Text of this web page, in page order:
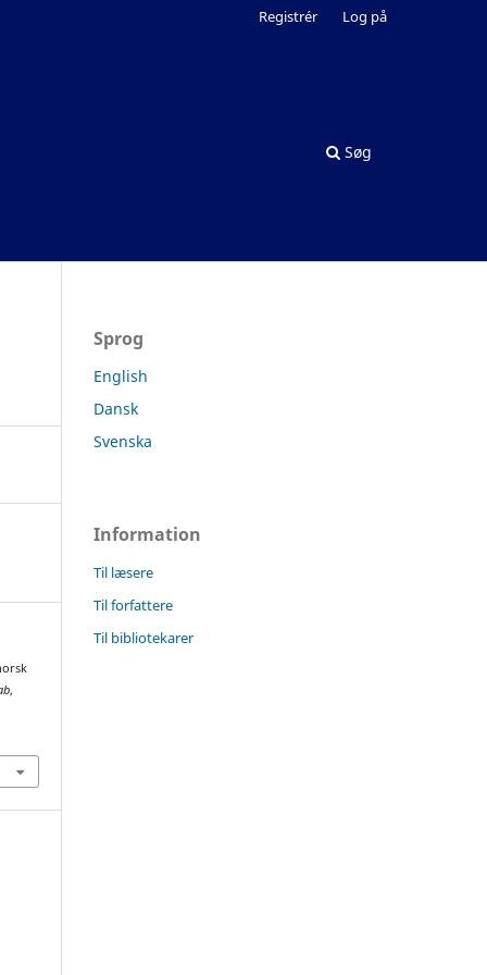
Søg
Registrér Log på
,
Sprog
English
Dansk
Svenska
Information
Til læsere
Til forfattere
Til bibliotekarer